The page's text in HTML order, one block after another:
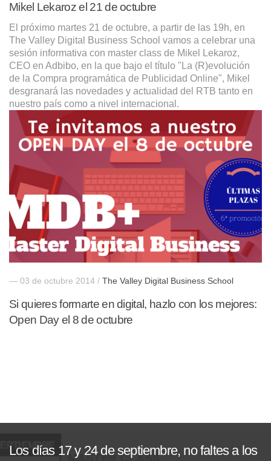
Mikel Lekaroz el 21 de octubre
El próximo martes 21 de octubre, a partir de las 19h, en
The Valley Digital Business School vamos a celebrar una
sesión informativa con master class de Mikel Lekaroz,
CEO en Adbibo, en la que bajo el título "La (R)evolución
de la Compra programática de Publicidad Online", Mikel
desgranará las novedades y actualidad del RTB tanto en
nuestro país como a nivel internacional.
— 03 de octubre 2014 / The Valley Digital Business School
Si quieres formarte en digital, hazlo con los mejores:
Open Day el 8 de octubre
Los días 17 y 24 de septiembre, no faltes a los